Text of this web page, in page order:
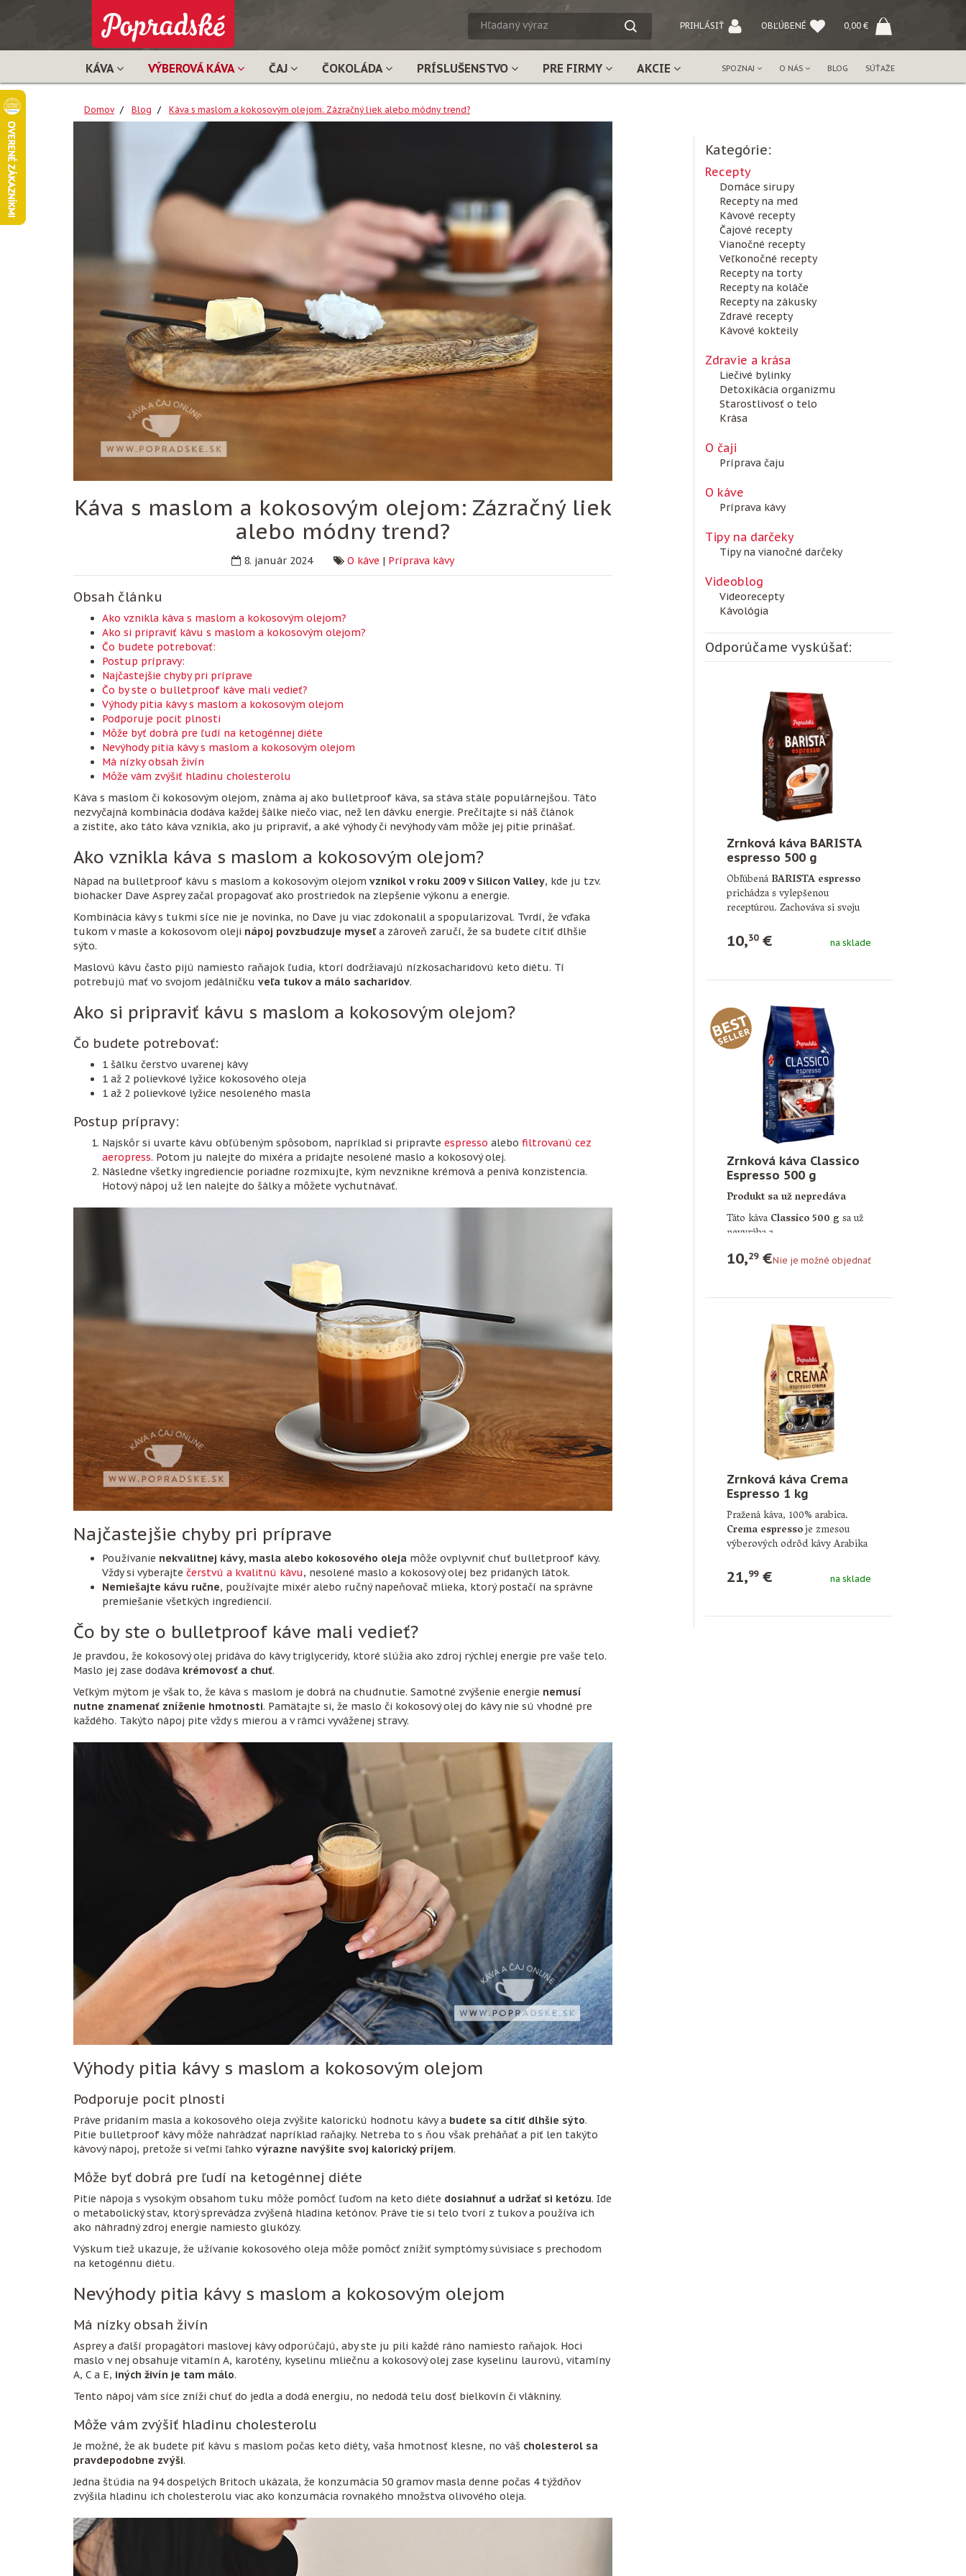
HĽADANÝ
VÝRAZ
PRIHLÁSIŤ OBĽÚBENÉ 0,00 €
KÁVA VÝBEROVÁ KÁVA ČAJ ČOKOLÁDA PRÍSLUŠENSTVO PRE FIRMY AKCIE SPOZNAJ O NÁS BLOG SÚŤAŽE
Domov Blog Káva s maslom a kokosovým olejom: Zázračný liek alebo módny trend?
Káva s maslom a kokosovým olejom: Zázračný liek
alebo módny trend?
8. január 2024 O káve | Príprava kávy
Obsah článku
Ako vznikla káva s maslom a kokosovým olejom?
Ako si pripraviť kávu s maslom a kokosovým olejom?
Čo budete potrebovať:
Postup prípravy:
Najčastejšie chyby pri príprave
Čo by ste o bulletproof káve mali vedieť?
Výhody pitia kávy s maslom a kokosovým olejom
Podporuje pocit plnosti
Môže byť dobrá pre ľudí na ketogénnej diéte
Nevýhody pitia kávy s maslom a kokosovým olejom
Má nízky obsah živín
Môže vám zvýšiť hladinu cholesterolu
Káva s maslom či kokosovým olejom, známa aj ako bulletproof káva, sa stáva stále populárnejšou. Táto
nezvyčajná kombinácia dodáva každej šálke niečo viac, než len dávku energie. Prečítajte si náš článok
a zistite, ako táto káva vznikla, ako ju pripraviť, a aké výhody či nevýhody vám môže jej pitie prinášať.
Ako vznikla káva s maslom a kokosovým olejom?
Nápad na bulletproof kávu s maslom a kokosovým olejom vznikol v roku 2009 v Silicon Valley, kde ju tzv.
biohacker Dave Asprey začal propagovať ako prostriedok na zlepšenie výkonu a energie.
Kombinácia kávy s tukmi síce nie je novinka, no Dave ju viac zdokonalil a spopularizoval. Tvrdí, že vďaka
tukom v masle a kokosovom oleji nápoj povzbudzuje myseľa zároveň zaručí, že sa budete cítiť dlhšie
sýto.
Maslovú kávu často pijú namiesto raňajok ľudia, ktorí dodržiavajú nízkosacharidovú keto diétu. Tí
potrebujú mať vo svojom jedálničku veľa tukov a málo sacharidov.
Ako si pripraviť kávu s maslom a kokosovým olejom?
Čo budete potrebovať:
1 šálku čerstvo uvarenej kávy
1 až 2 polievkové lyžice kokosového oleja
1 až 2 polievkové lyžice nesoleného masla
Postup prípravy:
Najskôr si uvarte kávu obľúbeným spôsobom, napríklad si pripravte espresso alebo filtrovanú cez
aeropress. Potom ju nalejte do mixéra a pridajte nesolené maslo a kokosový olej.
Následne všetky ingrediencie poriadne rozmixujte, kým nevznikne krémová a penivá konzistencia.
Hotový nápoj už len nalejte do šálky a môžete vychutnávať.
Najčastejšie chyby pri príprave
Používanie nekvalitnej kávy, masla alebo kokosového oleja môže ovplyvniť chuť bulletproof kávy.
Vždy si vyberajte čerstvú a kvalitnú kávu, nesolené maslo a kokosový olej bez pridaných látok.
Nemiešajte kávu ručne, používajte mixér alebo ručný napeňovač mlieka, ktorý postačí na správne
premiešanie všetkých ingrediencií.
Čo by ste o bulletproof káve mali vedieť?
Je pravdou, že kokosový olej pridáva do kávy triglyceridy, ktoré slúžia ako zdroj rýchlej energie pre vaše telo.
Maslo jej zase dodáva krémovosť a chuť.
Veľkým mýtom je však to, že káva s maslom je dobrá na chudnutie. Samotné zvýšenie energie nemusí
nutne znamenať zníženie hmotnosti. Pamätajte si, že maslo či kokosový olej do kávy nie sú vhodné pre
každého. Takýto nápoj pite vždy s mierou a v rámci vyváženej stravy.
Výhody pitia kávy s maslom a kokosovým olejom
Podporuje pocit plnosti
Práve pridaním masla a kokosového oleja zvýšite kalorickú hodnotu kávy a budete sa cítiť dlhšie sýto.
Pitie bulletproof kávy môže nahrádzať napríklad raňajky. Netreba to s ňou však preháňať a piť len takýto
kávový nápoj, pretože si veľmi ľahko výrazne navýšite svoj kalorický príjem.
Môže byť dobrá pre ľudí na ketogénnej diéte
Pitie nápoja s vysokým obsahom tuku môže pomôcť ľuďom na keto diéte dosiahnuť a udržať si ketózu. Ide
o metabolický stav, ktorý sprevádza zvýšená hladina ketónov. Práve tie si telo tvorí z tukov a používa ich
ako náhradný zdroj energie namiesto glukózy.
Výskum tiež ukazuje, že užívanie kokosového oleja môže pomôcť znížiť symptómy súvisiace s prechodom
na ketogénnu diétu.
Nevýhody pitia kávy s maslom a kokosovým olejom
Má nízky obsah živín
Asprey a ďalší propagátori maslovej kávy odporúčajú, aby ste ju pili každé ráno namiesto raňajok. Hoci
maslo v nej obsahuje vitamín A, karotény, kyselinu mliečnu a kokosový olej zase kyselinu laurovú, vitamíny
A, C a E, iných živín je tam málo.
Tento nápoj vám síce zníži chuť do jedla a dodá energiu, no nedodá telu dosť bielkovín či vlákniny.
Môže vám zvýšiť hladinu cholesterolu
Je možné, že ak budete piť kávu s maslom počas keto diéty, vaša hmotnosť klesne, no váš cholesterol sa
pravdepodobne zvýši.
Jedna štúdia na 94 dospelých Britoch ukázala, že konzumácia 50 gramov masla denne počas 4 týždňov
zvýšila hladinu ich cholesterolu viac ako konzumácia rovnakého množstva olivového oleja.
Kategórie:
Recepty
Domáce sirupy
Recepty na med
Kávové recepty
Čajové recepty
Vianočné recepty
Veľkonočné recepty
Recepty na torty
Recepty na koláče
Recepty na zákusky
Zdravé recepty
Kávové kokteily
Zdravie a krása
Liečivé bylinky
Detoxikácia organizmu
Starostlivosť o telo
Krása
O čaji
Príprava čaju
O káve
Príprava kávy
Tipy na darčeky
Tipy na vianočné darčeky
Videoblog
Videorecepty
Kávológia
Odporúčame vyskúšať:
Zrnková káva BARISTA
espresso 500 g
ObľúbenáBARISTA espresso
prichádza s vylepšenou
receptúrou. Zachováva si svoju
arómu, …
10,30€ na sklade
Zrnková káva Classico
Espresso 500 g
Produkt sa už nepredáva
Táto kávaClassico 500 gsa už
nevyrába a …
10,29€Nie je možné objednať
Zrnková káva Crema
Espresso 1 kg
Pražená káva, 100% arabica.
Crema espressoje zmesou
výberových odrôd kávy Arabika
21,99€ na sklade